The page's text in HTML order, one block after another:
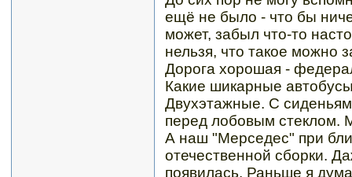
ещё не было - что бы
может, забыл что-то
нельзя, что такое можно
Дорога хорошая -
Какие шикарные
Двухэтажные. С
перед лобовым стеклом.
А наш "Мерседес" при
отечественной сборки.
появилась. Раньше я